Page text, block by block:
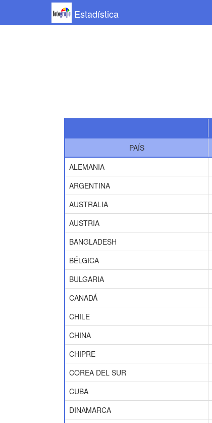
Estadística
PAÍS
ALEMANIA
ARGENTINA
AUSTRALIA
AUSTRIA
BANGLADESH
BÉLGICA
BULGARIA
CANADÁ
CHILE
CHINA
CHIPRE
COREA DEL SUR
CUBA
DINAMARCA